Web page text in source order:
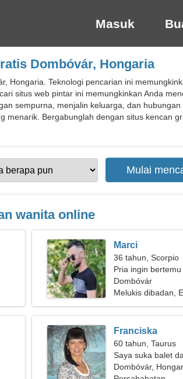
Masuk
Dombóvár, Hongaria
Hongaria. Teknologi pencarian ini
situs web pintar ini memungkinkan Anda
sempurna, menjalin keluarga, dan
menarik. Bergabunglah dengan situs kencan
wanita online
Marci
36 tahun, Scorpio
Pria ingin
Dombóvár
Melukis dibadan,
Franciska
60 tahun, Taurus
Saya suka balet
Dombóvár,